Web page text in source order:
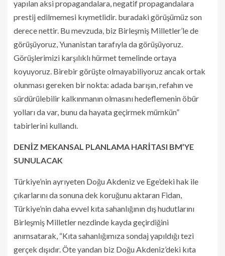
yapılan aksi propagandalara, negatif propagandalara
prestij edilmemesi kıymetlidir. buradaki görüşümüz son
derece nettir. Bu mevzuda, biz Birleşmiş Milletler’le de
görüşüyoruz, Yunanistan tarafıyla da görüşüyoruz.
Görüşlerimizi karşılıklı hürmet temelinde ortaya
koyuyoruz. Birebir görüşte olmayabiliyoruz ancak ortak
olunması gereken bir nokta: adada barışın, refahın ve
sürdürülebilir kalkınmanın olmasını hedeflemenin öbür
yolları da var, bunu da hayata geçirmek mümkün”
tabirlerini kullandı.
DENİZ MEKANSAL PLANLAMA HARİTASI BM’YE
SUNULACAK
Türkiye’nin ayrıyeten Doğu Akdeniz ve Ege’deki hak ile
çıkarlarını da sonuna dek koruğunu aktaran Fidan,
Türkiye’nin daha evvel kıta sahanlığının dış hudutlarını
Birleşmiş Milletler nezdinde kayda geçirdiğini
anımsatarak, “Kıta sahanlığımıza sondaj yapıldığı tezi
gerçek dışıdır. Öte yandan biz Doğu Akdeniz’deki kıta